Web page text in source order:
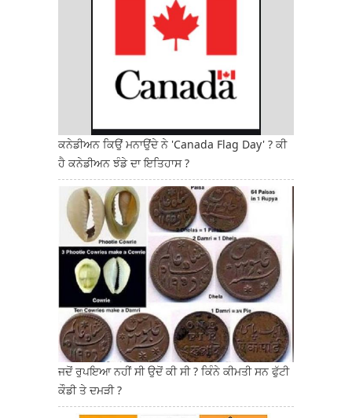
ਕਨੇਡੀਅਨ ਕਿਉਂ ਮਨਾਉਂਦੇ ਨੇ 'Canada Flag Day' ? ਕੀ
ਹੈ ਕਨੇਡੀਅਨ ਝੰਡੇ ਦਾ ਇਤਿਹਾਸ ?
ਜਦੋਂ ਰੁਪਇਆ ਨਹੀਂ ਸੀ ਉਦੋਂ ਕੀ ਸੀ ? ਕਿੰਨੇ ਕੀਮਤੀ ਸਨ ਫੁੱਟੀ
ਕੌਡੀ ਤੇ ਦਮੜੀ ?